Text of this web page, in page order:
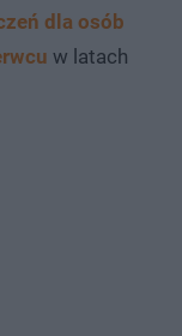
dla osób
w latach